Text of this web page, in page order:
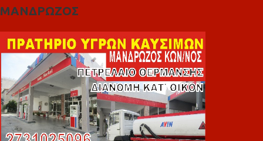
ΜΑΝΔΡΩΖΟΣ